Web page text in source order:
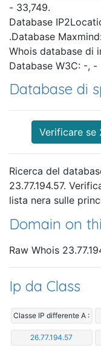
- 33,749.
Database
.Database
Whois database di
Database W3C: -, -
Database di
Verificare se
Ricerca del
23.77.194.57.
lista nera sulle
Domain on
Raw Whois
Ip da Class
Classe IP differente A :
26.77.194.57